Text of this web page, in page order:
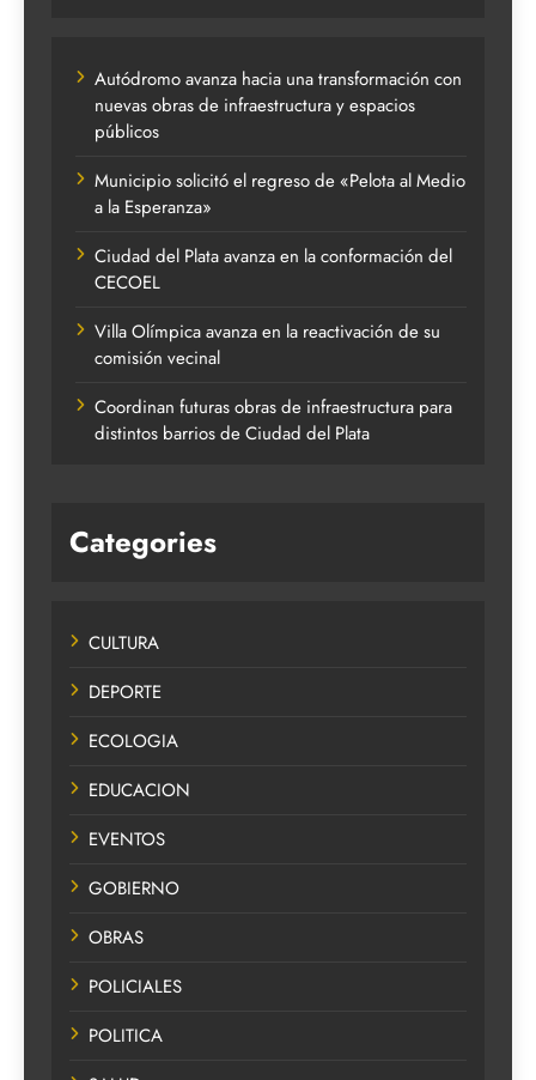
Autódromo avanza hacia una transformación con
nuevas obras de infraestructura y espacios
públicos
Municipio solicitó el regreso de «Pelota al Medio
a la Esperanza»
Ciudad del Plata avanza en la conformación del
CECOEL
Villa Olímpica avanza en la reactivación de su
comisión vecinal
Coordinan futuras obras de infraestructura para
distintos barrios de Ciudad del Plata
Categories
CULTURA
DEPORTE
ECOLOGIA
EDUCACION
EVENTOS
GOBIERNO
OBRAS
POLICIALES
POLITICA